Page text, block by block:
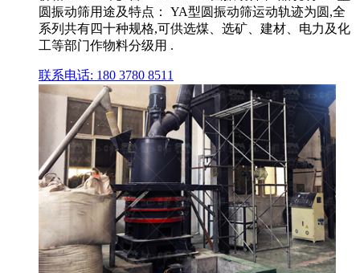
圆振动筛用途及特点： YA型圆振动筛运动轨迹为圆,全
系列共有四十种规格,可供选煤、选矿、建材、电力及化
工等部门作物料分级用 .
联系电话: 180 3780 8511